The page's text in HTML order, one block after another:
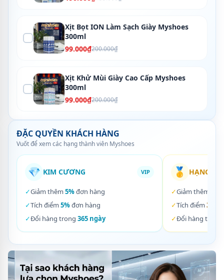
Xịt Bọt ION Làm Sạch Giày Myshoes
300ml
99.000₫200.000₫
Xịt Khử Mùi Giày Cao Cấp Myshoes
300ml
99.000₫200.000₫
ĐẶC QUYỀN KHÁCH HÀNG
Vuốt để xem các hạng thành viên Myshoes
💎 KIM CƯƠNG VIP
✓Giảm thêm 5%đơn hàng
✓Tích điểm 5%đơn hàng
✓Đổi hàng trong 365 ngày
🥇 HẠNG
✓Giảm thêm
✓Tích điểm 3%
✓Đổi hàng trong